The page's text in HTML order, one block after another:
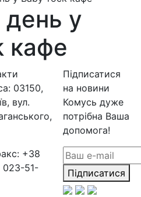
у
кафе
03150,
вул.
+38
023-51-
Підписатися
на новини
Комусь дуже
потрібна Ваша
допомога!
Підписатися